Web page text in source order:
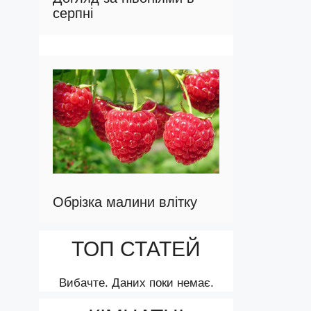
серпні
Обрізка малини влітку
ТОП СТАТЕЙ
Вибачте. Даних поки немає.